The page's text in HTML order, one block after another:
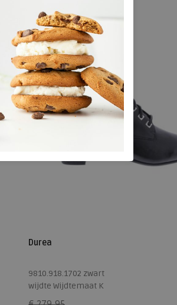
Durea
9810.918.1702 zwart
wijdte Wijdtemaat K